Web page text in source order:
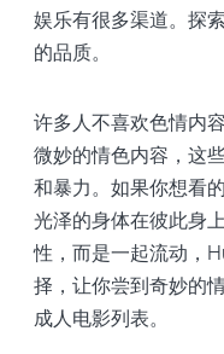
娱乐有很多渠道。探
的品质。
许多人不喜欢色情内
微妙的情色内容，这
和暴力。如果你想看
光泽的身体在彼此身
性，而是一起流动，
择，让你尝到奇妙的
成人电影列表。